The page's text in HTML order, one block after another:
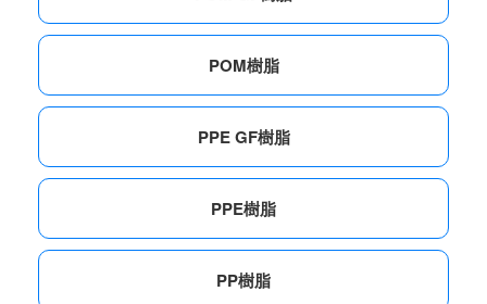
POM樹脂
PPE GF樹脂
PPE樹脂
PP樹脂